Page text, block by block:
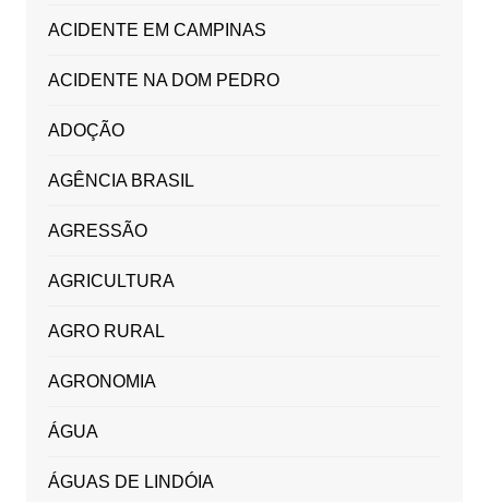
ACIDENTE EM CAMPINAS
ACIDENTE NA DOM PEDRO
ADOÇÃO
AGÊNCIA BRASIL
AGRESSÃO
AGRICULTURA
AGRO RURAL
AGRONOMIA
ÁGUA
ÁGUAS DE LINDÓIA